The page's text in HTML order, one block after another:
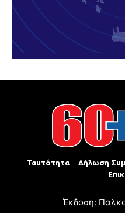
Ταυτότητα Δήλωση
Έκδοση: